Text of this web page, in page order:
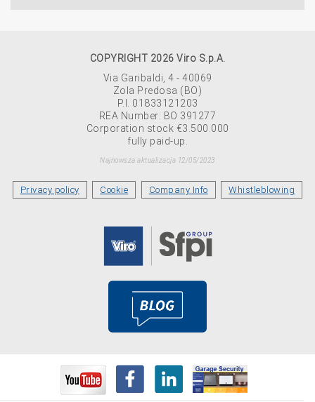
COPYRIGHT 2026 Viro S.p.A.
Via Garibaldi, 4 - 40069
Zola Predosa (BO)
P.I. 01833121203
REA Number: BO 391277
Corporation stock €3.500.000
fully paid-up.
Najnowsza aktualizacja 12/05/2023
Privacy policy Cookie Company Info Whistleblowing